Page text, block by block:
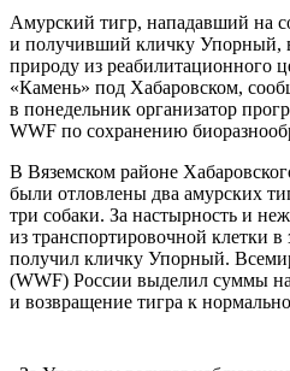
Aмурский тигр, нaпaдaвший нa
и получивший кличку Упорный,
природу из реабилитационного
«Камень» под Хабаровском,
в понедельник организатор
WWF по сохранению
В Вяземском районе
были отловлены два амурских
три собаки. За настырность и
из транспортировочной клетки в
получил кличку Упорный.
(WWF) России выделил суммы
и возвращение тигра к